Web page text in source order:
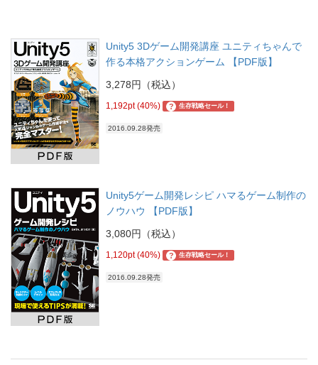
Unity5 3Dゲーム開発講座 ユニティちゃんで
作る本格アクションゲーム 【PDF版】
3,278円（税込）
1,192pt (40%) ? 生存戦略セール！
2016.09.28発売
Unity5ゲーム開発レシピ ハマるゲーム制作の
ノウハウ 【PDF版】
3,080円（税込）
1,120pt (40%) ? 生存戦略セール！
2016.09.28発売